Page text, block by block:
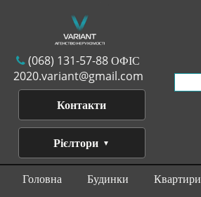
(068) 131-57-88 ОФІС
2020.variant@gmail.com
Контакти
Рієлтори
Головна Будинки Квартири